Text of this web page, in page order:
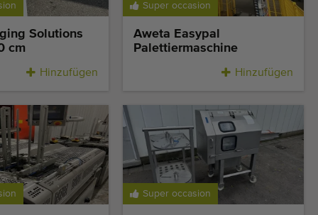
Solutions
cm
Hinzufügen
Super occasion
Aweta Easypal
Palettiermaschine
Hinzufügen
Super occasion